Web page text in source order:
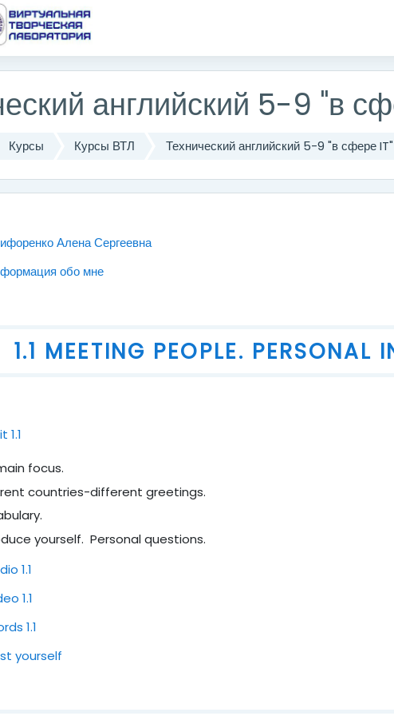
английский 5-9 "в
Курсы Курсы ВТЛ Технический английский 5-9 "в сфере IT"
план
Алена Сергеевна
Форум
обо мне
Файл
1.1 MEETING PEOPLE. PERSONAL
1.1
focus.
countries-different greetings.
yourself. Personal questions.
1.1
Глоссарий
1.1
Файл
1.1
Файл
yourself
Тест